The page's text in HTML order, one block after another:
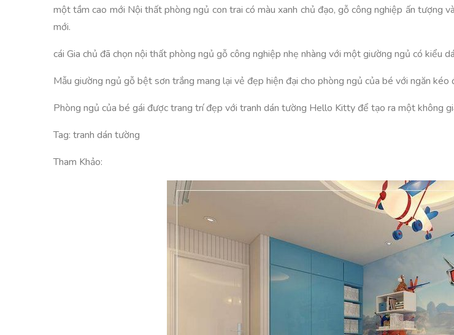
một tầm cao mới Nội thất phòng ngủ con trai có màu xanh chủ đạo, gỗ công nghiệp ấn tượng
mới.
cái Gia chủ đã chọn nội thất phòng ngủ gỗ công nghiệp nhẹ nhàng với một giường ngủ có kiểu
Mẫu giường ngủ gỗ bệt sơn trắng mang lại vẻ đẹp hiện đại cho phòng ngủ của bé với ngăn kéo
Phòng ngủ của bé gái được trang trí đẹp với tranh dán tường Hello Kitty để tạo ra một không
Tag: tranh dán tường
Tham Khảo: